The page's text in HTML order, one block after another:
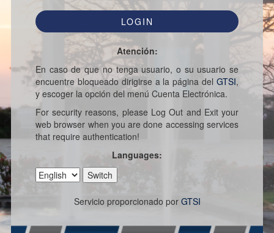
Atención:
En caso de que no tenga usuario, o su usuario se
encuentre bloqueado dirigirse a la página delGTSI,
y escoger la opción del menú Cuenta Electrónica.
For security reasons, please Log Out and Exit your
web browser when you are done accessing services
that require authentication!
Languages:
Servicio proporcionado por GTSI